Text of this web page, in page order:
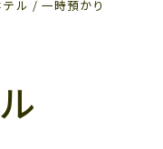
ル / 一時預かり